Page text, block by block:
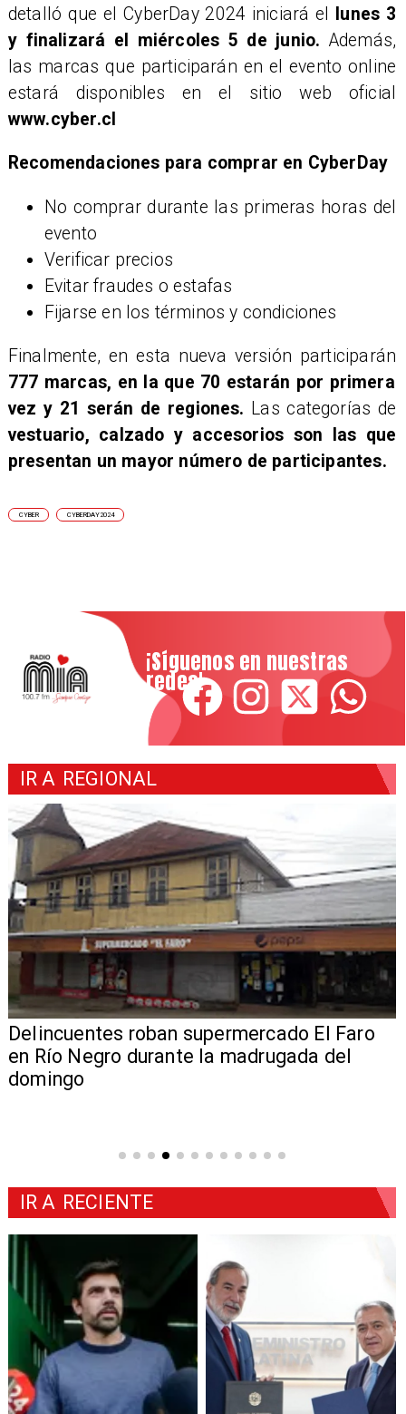
detalló que el CyberDay 2024 iniciará el
lunes 3
y finalizará el miércoles 5 de junio. Además,
las marcas que participarán en el evento online
estará disponibles en el sitio web oficial
www.cyber.cl
Recomendaciones para comprar en CyberDay
No comprar durante las primeras horas del
evento
Verificar precios
Evitar fraudes o estafas
Fijarse en los términos y condiciones
Finalmente, en esta nueva versión participarán
777 marcas, en la que 70 estarán por primera
vez y 21 serán de regiones. Las categorías de
vestuario, calzado y accesorios son las que
presentan un mayor número de participantes.
CYBER CYBERDAY2024
¡Síguenos en nuestras
redes!
IR A REGIONAL
Delincuentes roban supermercado El Faro
en Río Negro durante la madrugada del
domingo
IR A RECIENTE